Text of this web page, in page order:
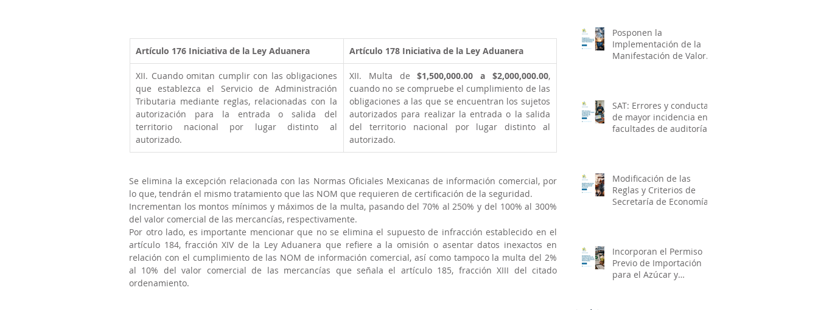
Artículo 176 Iniciativa de la Ley Aduanera Artículo 178 Iniciativa de la Ley Aduanera
XII. Cuando omitan cumplir con las obligaciones
que establezca el Servicio de Administración
Tributaria mediante reglas, relacionadas con la
autorización para la entrada o salida del
territorio nacional por lugar distinto al
autorizado.
XII. Multa de $1,500,000.00 a $2,000,000.00,
cuando no se compruebe el cumplimiento de las
obligaciones a las que se encuentran los sujetos
autorizados para realizar la entrada o la salida
del territorio nacional por lugar distinto al
autorizado.
Se elimina la excepción relacionada con las Normas Oficiales Mexicanas de información comercial, por
lo que, tendrán el mismo tratamiento que las NOM que requieren de certificación de la seguridad.
Incrementan los montos mínimos y máximos de la multa, pasando del 70% al 250% y del 100% al 300%
del valor comercial de las mercancías, respectivamente.
Por otro lado, es importante mencionar que no se elimina el supuesto de infracción establecido en el
artículo 184, fracción XIV de la Ley Aduanera que refiere a la omisión o asentar datos inexactos en
relación con el cumplimiento de las NOM de información comercial, así como tampoco la multa del 2%
al 10% del valor comercial de las mercancías que señala el artículo 185, fracción XIII del citado
ordenamiento.
Posponen la
Implementación de la
Manifestación de Valor
SAT: Errores y conductas
de mayor incidencia en
facultades de auditorías
Modificación de las
Reglas y Criterios de
Secretaría de Economía
Incorporan el Permiso
Previo de Importación
para el Azúcar y